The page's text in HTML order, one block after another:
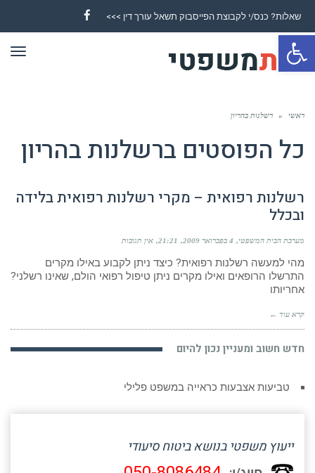
פתח סרגל נגישות
שאלות? כנס/י לקבוצת הפייסבוק תשאל עורך דין >>>
Facebook
ראשי » רשלנות בהריון
כל הפוסטים ברשלנות בהריון
רשלנות רפואית – מקרי רשלנות רפואית בלידה
ובכלל
מערכת הבית המשפטי 4 בפברואר 2009 21:21 אין תגובות
מהי למעשה רשלנות רפואית? כיצד ניתן לקבוע באילו מקרים
התרשלו הרופאים ואילו מקרים ניתן טיפול רפואי הולם, שאינו רשלני?
אחריותו
קרא עוד ←
חדש חשוב ומעניין נכון להיום
טביעות אצבעות כראייה במשפט פלילי
ייעוץ משפטי בנושא ביטוח סיעודי